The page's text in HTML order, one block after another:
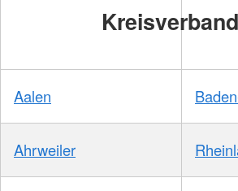
Kreisverband
Aalen
Ahrweiler